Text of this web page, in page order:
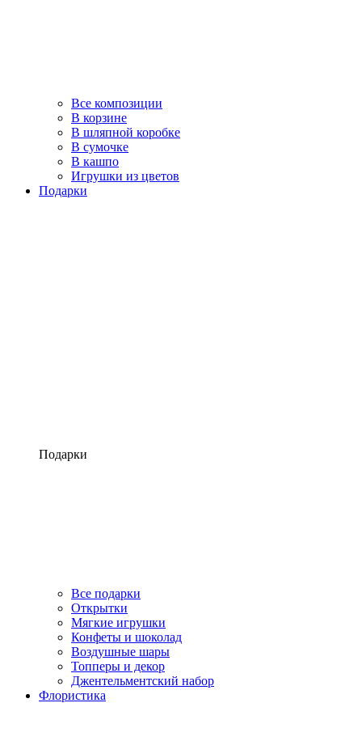
Все композиции
В корзине
В шляпной коробке
В сумочке
В кашпо
Игрушки из цветов
Подарки
Подарки
Все подарки
Открытки
Мягкие игрушки
Конфеты и шоколад
Воздушные шары
Топперы и декор
Джентельментский набор
Флористика